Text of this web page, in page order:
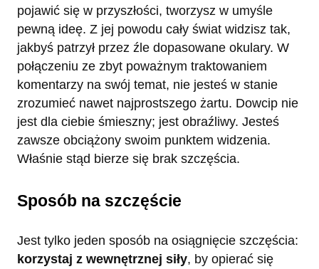
pojawić się w przyszłości, tworzysz w umyśle
pewną ideę. Z jej powodu cały świat widzisz tak,
jakbyś patrzył przez źle dopasowane okulary. W
połączeniu ze zbyt poważnym traktowaniem
komentarzy na swój temat, nie jesteś w stanie
zrozumieć nawet najprostszego żartu. Dowcip nie
jest dla ciebie śmieszny; jest obraźliwy. Jesteś
zawsze obciążony swoim punktem widzenia.
Właśnie stąd bierze się brak szczęścia.
Sposób na szczęście
Jest tylko jeden sposób na osiągnięcie szczęścia:
korzystaj z wewnętrznej siły, by opierać się